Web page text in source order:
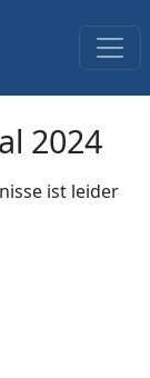
2024
ist leider